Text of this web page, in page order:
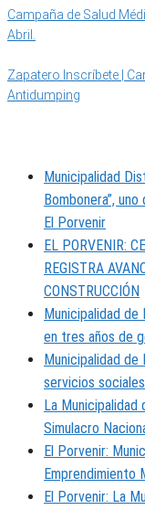
Campaña de Salud
Abril.
Zapatero Inscríbete |
Antidumping
Municipalidad
Bombonera”,
El Porvenir
EL PORVENIR:
REGISTRA
CONSTRUCCIÓN
Municipalidad
en tres años de
Municipalidad
servicios
La
Simulacro
El Porvenir:
Emprendimiento
El Porvenir: La